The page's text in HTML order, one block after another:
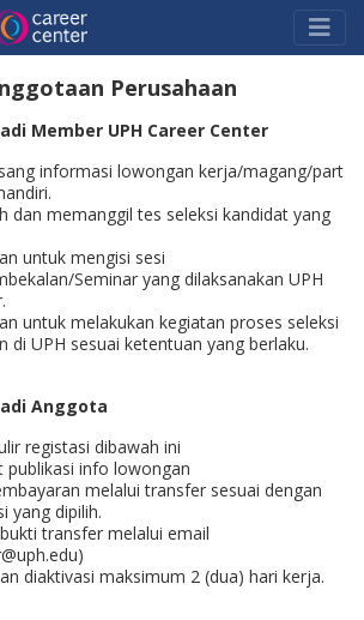
Perusahaan
Member UPH Career Center
informasi lowongan kerja/magang/part
dan memanggil tes seleksi kandidat yang
untuk mengisi sesi
Seminar yang dilaksanakan UPH
untuk melakukan kegiatan proses seleksi
di UPH sesuai ketentuan yang berlaku.
Anggota
registasi dibawah ini
publikasi info lowongan
melalui transfer sesuai dengan
yang dipilih.
transfer melalui email
diaktivasi maksimum 2 (dua) hari kerja.